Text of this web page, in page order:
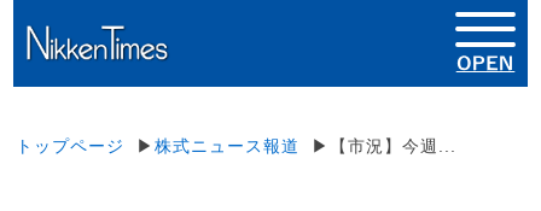
トップページ ▶株式ニュース報道 ▶【市況】今週...